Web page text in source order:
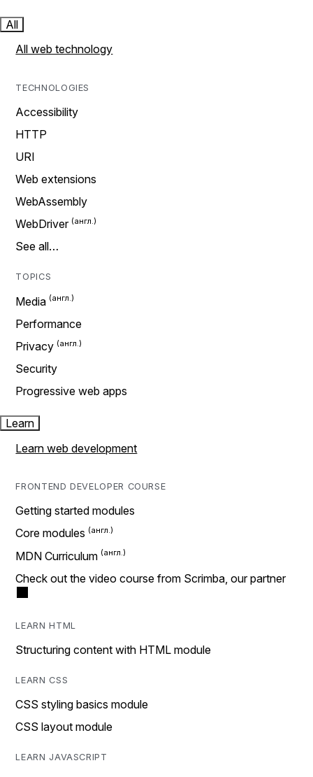
All
All web technology
TECHNOLOGIES
Accessibility
HTTP
URI
Web extensions
WebAssembly
WebDriver
See all…
TOPICS
Media
Performance
Privacy
Security
Progressive web apps
Learn
Learn web development
FRONTEND DEVELOPER COURSE
Getting started modules
Core modules
MDN Curriculum
Check out the video course from Scrimba, our partner
LEARN HTML
Structuring content with HTML module
LEARN CSS
CSS styling basics module
CSS layout module
LEARN JAVASCRIPT